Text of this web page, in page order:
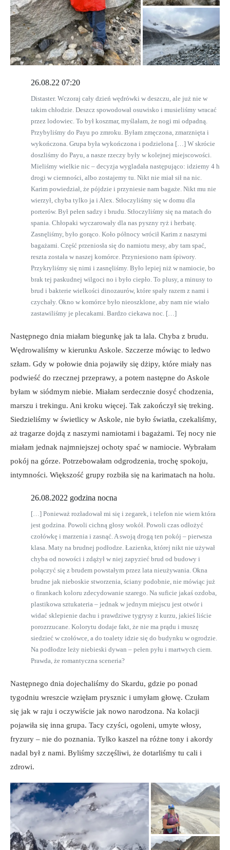
26.08.22 07:20
Distaster. Wczoraj cały dzień wędrówki w deszczu, ale już nie w
takim chłodzie. Deszcz spowodował osuwisko i musieliśmy wracać
przez lodowiec. To był koszmar, myślałam, że nogi mi odpadną.
Przybyliśmy do Payu po zmroku. Byłam zmęczona, zmarznięta i
wykończona. Grupa była wykończona i podzielona […] W skrócie
doszliśmy do Payu, a nasze rzeczy były w kolejnej miejscowości.
Mieliśmy wielkie nic – decyzja wygladała następująco: idziemy 4 h
drogi w ciemności, albo zostajemy tu. Nikt nie miał sił na nic.
Karim powiedział, że pójdzie i przyniesie nam bagaże. Nikt mu nie
wierzył, chyba tylko ja i Alex. Stłoczyliśmy się w domu dla
porterów. Był pełen sadzy i brudu. Stłoczyliśmy się na matach do
spania. Chłopaki wyczarowały dla nas pyszny ryż i herbatę.
Zasnęliśmy, było gorąco. Koło północy wrócił Karim z naszymi
bagażami. Część przeniosła się do namiotu mesy, aby tam spać,
reszta została w naszej komórce. Przyniesiono nam śpiwory.
Przykryliśmy się nimi i zasnęliśmy. Było lepiej niż w namiocie, bo
brak tej paskudnej wilgoci no i było ciepło. To plusy, a minusy to
brud i bakterie wielkości dinozaurów, które spały razem z nami i
czychały. Okno w komórce było nieoszklone, aby nam nie wiało
zastawiliśmy je plecakami. Bardzo ciekawa noc. […]
Następnego dnia miałam biegunkę jak ta lala. Chyba z brudu.
Wędrowaliśmy w kierunku Askole. Szczerze mówiąc to ledwo
szłam. Gdy w połowie dnia pojawiły się dżipy, które miały nas
podwieść do rzecznej przeprawy, a potem następne do Askole
byłam w siódmym niebie. Miałam serdecznie dosyć chodzenia,
marszu i trekingu. Ani kroku więcej. Tak zakończył się treking.
Siedzieliśmy w świetlicy w Askole, nie było światła, czekaliśmy,
aż tragarze dojdą z naszymi namiotami i bagażami. Tej nocy nie
miałam jednak najmniejszej ochoty spać w namiocie. Wybrałam
pokój na górze. Potrzebowałam odgrodzenia, trochę spokoju,
intymności. Większość grupy rozbiła się na karimatach na holu.
26.08.2022 godzina nocna
[…] Ponieważ rozładował mi się i zegarek, i telefon nie wiem która
jest godzina. Powoli cichną głosy wokół. Powoli czas odłożyć
czołówkę i marzenia i zasnąć. A swoją drogą ten pokój – pierwsza
klasa. Maty na brudnej podłodze. Łazienka, której nikt nie używał
chyba od nowości i zdążył w niej zapyzieć brud od budowy i
połączyć się z brudem powstałym przez lata nieużywania. Okna
brudne jak nieboskie stworzenia, ściany podobnie, nie mówiąc już
o firankach koloru zdecydowanie szarego. Na suficie jakaś ozdoba,
plastikowa sztukateria – jednak w jednym miejscu jest otwór i
widać sklepienie dachu i prawdziwe tygrysy z kurzu, jakieś liście
porozrzucane. Kolorytu dodaje fakt, że nie ma prądu i muszę
siedzieć w czołówce, a do toalety idzie się do budynku w ogrodzie.
Na podłodze leży niebieski dywan – pełen pyłu i martwych ciem.
Prawda, że romantyczna sceneria?
Następnego dnia dojechaliśmy do Skardu, gdzie po ponad
tygodniu wreszcie wzięłam prysznic i umyłam głowę. Czułam
się jak w raju i oczywiście jak nowo narodzona. Na kolacji
pojawiła się inna grupa. Tacy czyści, ogoleni, umyte włosy,
fryzury – nie do poznania. Tylko kaszel na różne tony i akordy
nadal był z nami. Byliśmy szczęśliwi, że dotarliśmy tu cali i
zdrowi.